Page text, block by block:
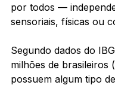
por todos —
sensoriais, físicas ou
Segundo dados do
milhões de brasileiros
possuem algum tipo